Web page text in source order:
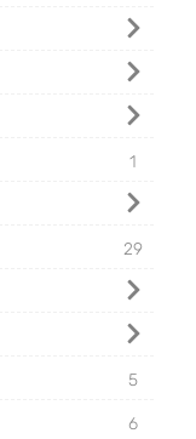
1
29
5
6